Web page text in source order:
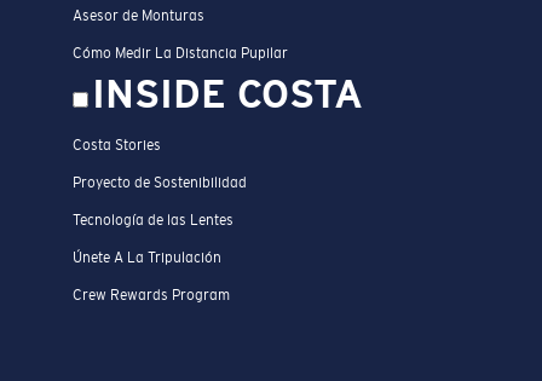
Asesor de Monturas
Cómo Medir La Distancia Pupilar
INSIDE COSTA
Costa Stories
Proyecto de Sostenibilidad
Tecnología de las Lentes
Únete A La Tripulación
Crew Rewards Program